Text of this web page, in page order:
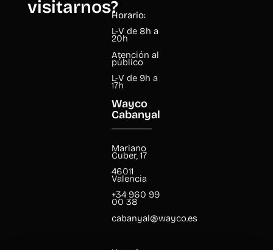
visitarnos?Horario:
L-V de 8h a
20h
Atención al
público
L-V de 9h a
17h
Wayco
Cabanyal
Mariano
Cuber, 17
46011
Valencia
+34 960 99
00 38
cabanyal@wayco.es